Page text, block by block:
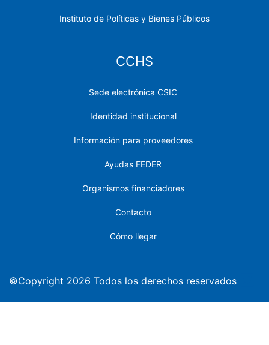
Instituto de Políticas y Bienes Públicos
CCHS
Sede electrónica CSIC
Identidad institucional
Información para proveedores
Ayudas FEDER
Organismos financiadores
Contacto
Cómo llegar
©Copyright 2026 Todos los derechos reservados